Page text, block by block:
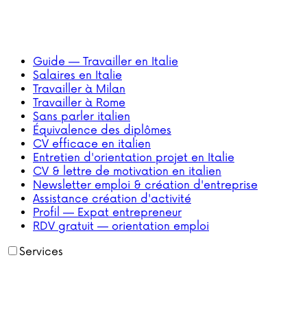
Guide — Travailler en Italie
Salaires en Italie
Travailler à Milan
Travailler à Rome
Sans parler italien
Équivalence des diplômes
CV efficace en italien
Entretien d'orientation projet en Italie
CV & lettre de motivation en italien
Newsletter emploi & création d'entreprise
Assistance création d'activité
Profil — Expat entrepreneur
RDV gratuit — orientation emploi
Services